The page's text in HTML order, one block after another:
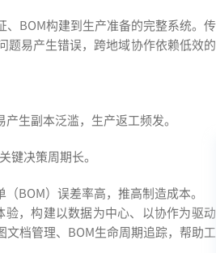
BOM构建到生产准备的完整系统。传
题易产生错误，跨地域协作依赖低效的
生副本泛滥，生产返工频发。
键决策周期长。
BOM）误差率高，推高制造成本。
，构建以数据为中心、以协作为驱动
档管理、BOM生命周期追踪，帮助工